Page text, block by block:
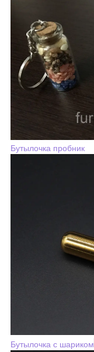
Бутылочка пробник
Бутылочка с шариком